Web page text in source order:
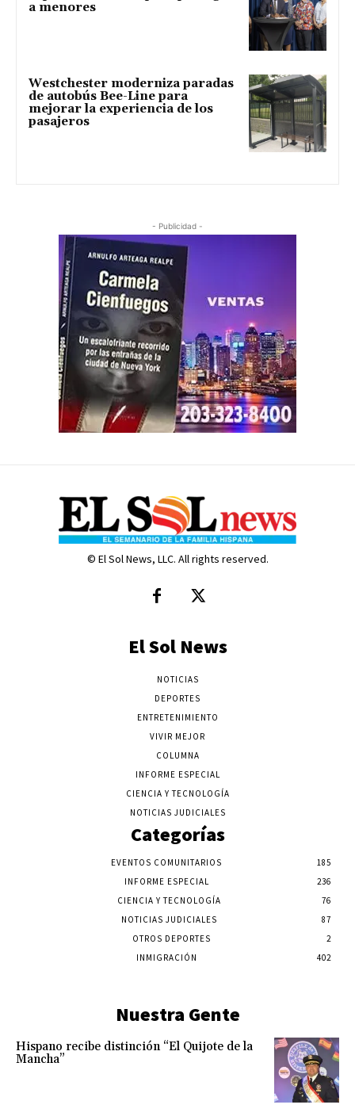
a menores
Westchester moderniza paradas
de autobús Bee-Line para
mejorar la experiencia de los
pasajeros
- Publicidad -
© El Sol News, LLC. All rights reserved.
El Sol News
NOTICIAS
DEPORTES
ENTRETENIMIENTO
VIVIR MEJOR
COLUMNA
INFORME ESPECIAL
CIENCIA Y TECNOLOGÍA
NOTICIAS JUDICIALES
Categorías
EVENTOS COMUNITARIOS
185
INFORME ESPECIAL
236
CIENCIA Y TECNOLOGÍA
76
NOTICIAS JUDICIALES
87
OTROS DEPORTES
2
INMIGRACIÓN
402
Nuestra Gente
Hispano recibe distinción “El Quijote de la
Mancha”